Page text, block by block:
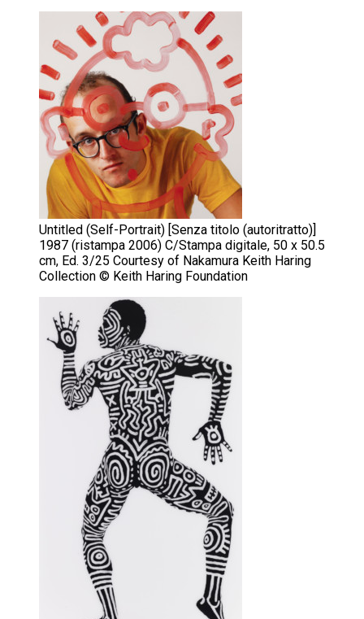
Untitled (Self-Portrait) [Senza titolo (autoritratto)]
1987 (ristampa 2006) C/Stampa digitale, 50 x 50.5
cm, Ed. 3/25 Courtesy of Nakamura Keith Haring
Collection © Keith Haring Foundation